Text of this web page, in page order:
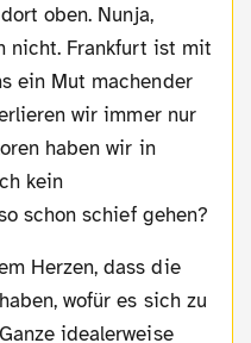
oben. Nunja,
nicht. Frankfurt ist mit
ein Mut machender
wir immer nur
haben wir in
kein
schon schief gehen?
wofür es sich zu
idealerweise